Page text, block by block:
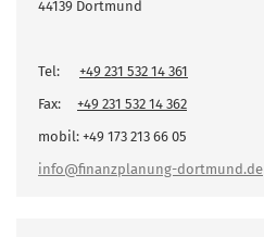
44139 Dortmund
Tel: +49 231 532 14 361
Fax: +49 231 532 14 362
mobil: +49 173 213 66 05
info@finanzplanung-dortmund.de